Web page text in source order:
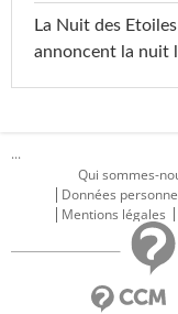
La Nuit des
annoncent la nuit
...
Qui sommes-
Données
Mentions légales